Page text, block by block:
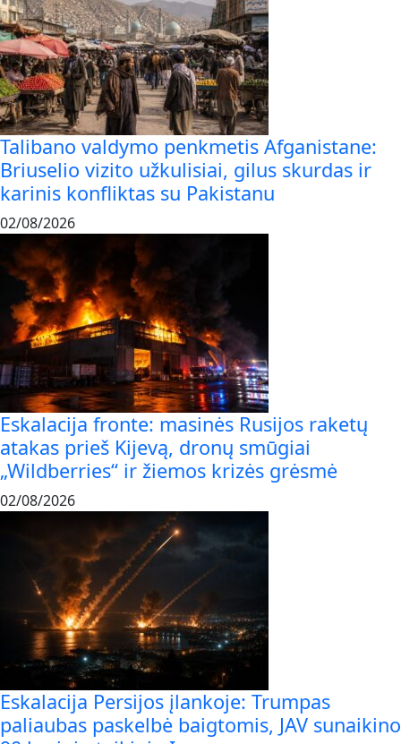
Talibano valdymo penkmetis Afganistane:
Briuselio vizito užkulisiai, gilus skurdas ir
karinis konfliktas su Pakistanu
02/08/2026
Eskalacija fronte: masinės Rusijos raketų
atakas prieš Kijevą, dronų smūgiai
„Wildberries“ ir žiemos krizės grėsmė
02/08/2026
Eskalacija Persijos įlankoje: Trumpas
paliaubas paskelbė baigtomis, JAV sunaikino